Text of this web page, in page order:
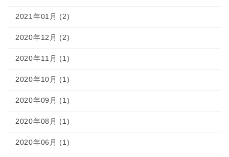
2021年01月 (2)
2020年12月 (2)
2020年11月 (1)
2020年10月 (1)
2020年09月 (1)
2020年08月 (1)
2020年06月 (1)